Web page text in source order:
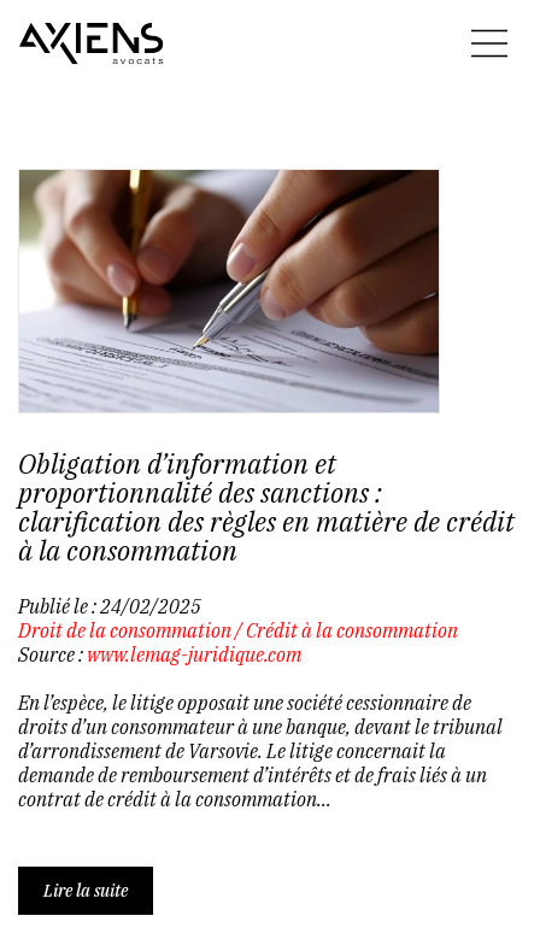
Obligation d’information et
proportionnalité des sanctions :
clarification des règles en matière de crédit
à la consommation
Publié le :24/02/2025
Droit de la consommation/Crédit à la consommation
Source : www.lemag-juridique.com
En l’espèce, le litige opposait une société cessionnaire de
droits d’un consommateur à une banque, devant le tribunal
d’arrondissement de Varsovie. Le litige concernait la
demande de remboursement d’intérêts et de frais liés à un
contrat de crédit à la consommation...
Lire la suite